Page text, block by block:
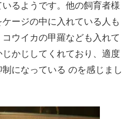
るようです。他の飼育者様
ージの中に入れている人も
ウイカの甲羅なども入れて
かじしてくれており、適度
になっている のを感じまし